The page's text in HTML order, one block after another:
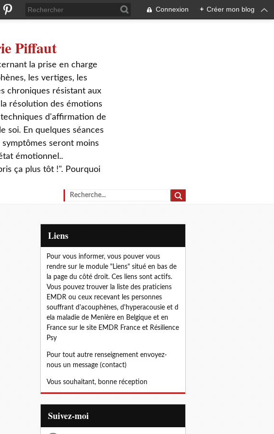
Connexion + Créer mon blog
Piffaut
la prise en charge
les vertiges, les
chroniques résistant aux
résolution des émotions
d'affirmation de
soi. En quelques séances
seront moins
émotionnel..
ça plus tôt !". Pourquoi
Liens
Pour vous informer, vous pouver vous
rendre sur le module "Liens" situé en bas de
la page du côté droit. Ces liens sont actifs.
Vous pouvez trouver la liste des praticiens
EMDR ou ceux recevant les personnes
souffrant d'acouphènes, d'hyperacousie et d
ela maladie de Menière en Belgique et en
France sur le site EMDR France et Résilience
Psy
Pour tout autre renseignement envoyez-
nous un message (contact)
Vous souhaitant, bonne réception
Suivez-moi